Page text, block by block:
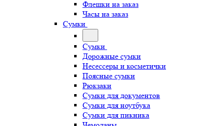
Флешки на заказ
Часы на заказ
Сумки
Сумки
Дорожные сумки
Несессеры и косметички
Поясные сумки
Рюкзаки
Сумки для документов
Сумки для ноутбука
Сумки для пикника